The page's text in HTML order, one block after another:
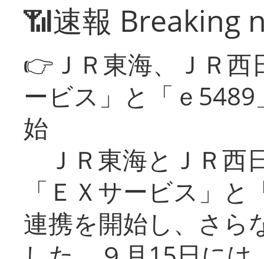
📶速報 Breaking
👉ＪＲ東海、ＪＲ
ービス」と「ｅ
始
ＪＲ東海とＪＲ西
「ＥＸサービス」
連携を開始し、さら